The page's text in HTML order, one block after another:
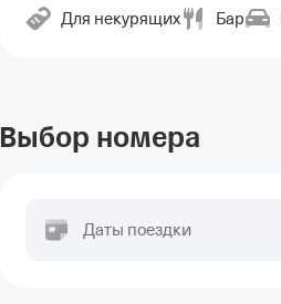
Для некурящих Бар
Выбор номера
Даты поездки